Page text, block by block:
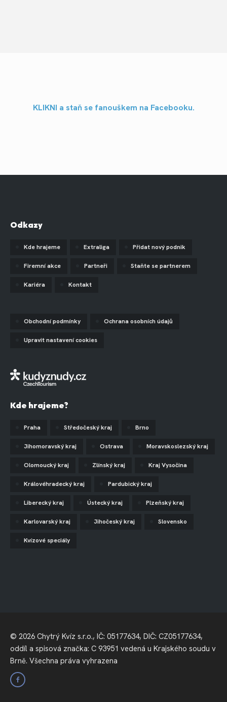
KLIKNI a staň se fanouškem na Facebooku.
Odkazy
Kde hrajeme Extraliga Přidat nový podnik
Firemní akce Partneři Staňte se partnerem
Kariéra Kontakt
Obchodní podmínky Ochrana osobních údajů
Upravit nastavení cookies
Kde hrajeme?
Praha Středočeský kraj Brno
Jihomoravský kraj Ostrava Moravskoslezský kraj
Olomoucký kraj Zlínský kraj Kraj Vysočina
Královéhradecký kraj Pardubický kraj
Liberecký kraj Ústecký kraj Plzeňský kraj
Karlovarský kraj Jihočeský kraj Slovensko
Kvízové speciály
© 2026 Chytrý Kvíz s.r.o., IČ: 05177634, DIČ: CZ05177634,
oddíl a spisová značka: C 93951 vedená u Krajského soudu v
Brně. Všechna práva vyhrazena